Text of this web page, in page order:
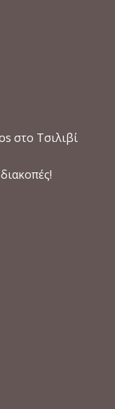
στο Τσιλιβί